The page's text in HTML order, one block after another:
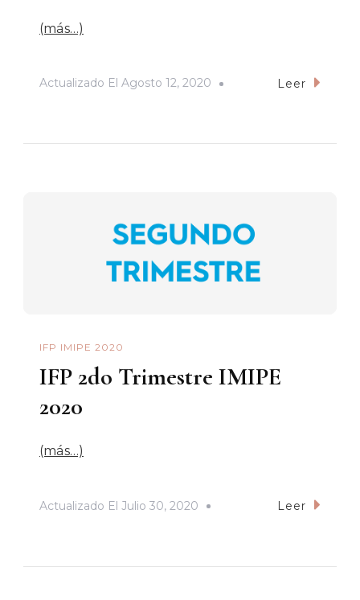
(más…)
Actualizado El Agosto 12, 2020 Leer
IFP IMIPE 2020
IFP 2do Trimestre IMIPE
2020
(más…)
Actualizado El Julio 30, 2020 Leer